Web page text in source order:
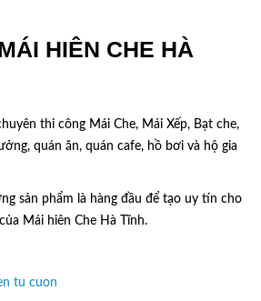
HIÊN CHE HÀ
thi công Mái Che, Mái Xếp, Bạt che,
quán ăn, quán cafe, hồ bơi và hộ gia
sản phẩm là hàng đầu để tạo uy tín cho
Mái hiên Che Hà Tĩnh.
tu cuon